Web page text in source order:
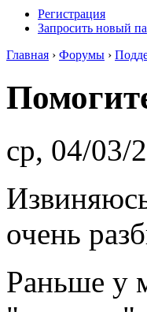
Регистрация
Запросить новый
Главная › Форумы ›
ср, 04/
очень
Раньше у